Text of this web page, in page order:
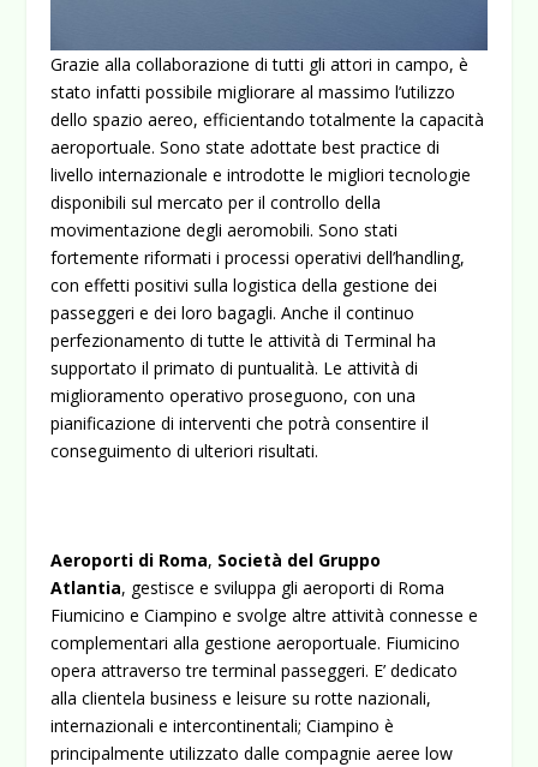
Grazie alla collaborazione di tutti gli attori in campo, è
stato infatti possibile migliorare al massimo l’utilizzo
dello spazio aereo, efficientando totalmente la capacità
aeroportuale. Sono state adottate best practice di
livello internazionale e introdotte le migliori tecnologie
disponibili sul mercato per il controllo della
movimentazione degli aeromobili. Sono stati
fortemente riformati i processi operativi dell’handling,
con effetti positivi sulla logistica della gestione dei
passeggeri e dei loro bagagli. Anche il continuo
perfezionamento di tutte le attività di Terminal ha
supportato il primato di puntualità. Le attività di
miglioramento operativo proseguono, con una
pianificazione di interventi che potrà consentire il
conseguimento di ulteriori risultati.
Aeroporti di Roma, Società del Gruppo
Atlantia, gestisce e sviluppa gli aeroporti di Roma
Fiumicino e Ciampino e svolge altre attività connesse e
complementari alla gestione aeroportuale. Fiumicino
opera attraverso tre terminal passeggeri. E’ dedicato
alla clientela business e leisure su rotte nazionali,
internazionali e intercontinentali; Ciampino è
principalmente utilizzato dalle compagnie aeree low